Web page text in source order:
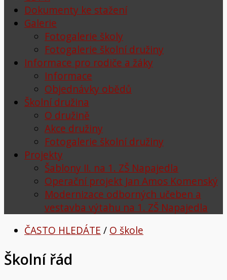
Dokumenty ke stažení
Galerie
Fotogalerie školy
Fotogalerie školní družiny
Informace pro rodiče a žáky
Informace
Objednávky obědů
Školní družina
O družině
Akce družiny
Fotogalerie školní družiny
Projekty
Šablony II. na 1. ZŠ Napajedla
Operační projekt Jan Amos Komenský
Modernizace odborných učeben a
vestavba výtahu na 1. ZŠ Napajedla
ČASTO HLEDÁTE / O škole
Školní řád